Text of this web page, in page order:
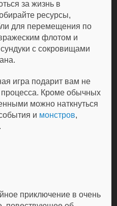
за жизнь в
ресурсы,
для перемещения по
флотом и
с сокровищами
игра подарит вам не
процесса. Кроме обычных
можно наткнуться
и монстров,
приключение в очень